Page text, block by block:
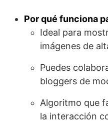
Por qué funciona
Ideal para
imágenes de
Puedes
bloggers de
Algoritmo que
la interacción